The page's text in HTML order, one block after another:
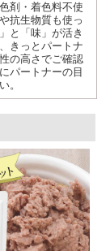
剤・着色料不使
抗生物質も使っ
と「味」が活き
きっとパートナ
の高さでご確認
パートナーの目
。